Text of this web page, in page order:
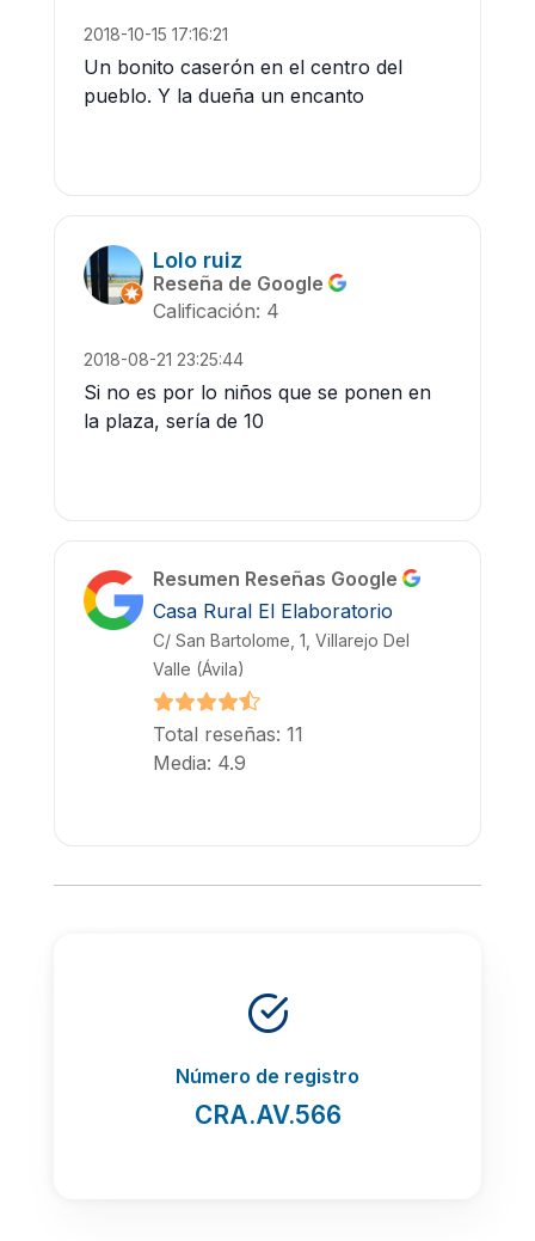
2018-10-15 17:16:21
Un bonito caserón en el centro del
pueblo. Y la dueña un encanto
Lolo ruiz
Reseña de Google
Calificación: 4
2018-08-21 23:25:44
Si no es por lo niños que se ponen en
la plaza, sería de 10
Resumen Reseñas Google
Casa Rural El Elaboratorio
C/ San Bartolome, 1, Villarejo Del
Valle (Ávila)
Total reseñas: 11
Media: 4.9
Número de registro
CRA.AV.566